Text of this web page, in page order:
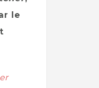
le